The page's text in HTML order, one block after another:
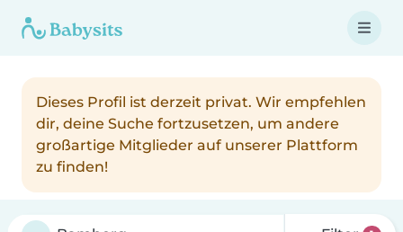
Dieses Profil ist derzeit privat. Wir empfehlen
dir, deine Suche fortzusetzen, um andere
großartige Mitglieder auf unserer Plattform
zu finden!